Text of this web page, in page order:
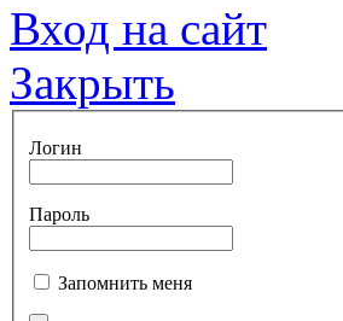
Вход на сайт
Закрыть
Логин
Пароль
Запомнить меня